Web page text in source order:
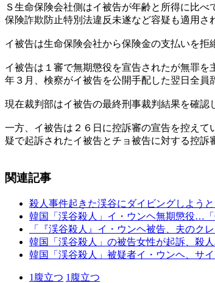
Ｓ生命保険会社側はイ被告が年齢と所得に比
保険詐欺防止特別法違反未遂など容疑も適用さ
イ被告は生命保険会社から保険金の支払いを拒
イ被告は１審で無期懲役を宣告されたが無罪
年３月、検察がイ被告を公開手配した翌日全員
現在裁判部はイ被告の最終刑事裁判結果を確認
一方、イ被告は２６日に控訴審の宣告を控え
疑で起訴されたイ被告とチョ被告に対する控訴
関連記事
殺人事件起きた渓谷にダイビングしよう
韓国「渓谷殺人」イ・ウンヘ無期懲役…
「『渓谷殺人』イ・ウンヘ被告、夫のク
韓国「渓谷殺人」の被告女性が起訴、殺
韓国「渓谷殺人」被疑者イ・ウンヘ、サ
1 腹立つ 1 腹立つ